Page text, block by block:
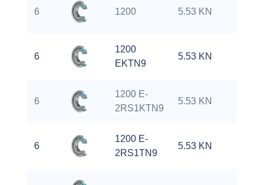
6 1200 5.53 KN
6
1200
EKTN9
5.53 KN
6
1200 E-
2RS1KTN9
5.53 KN
6
1200 E-
2RS1TN9
5.53 KN